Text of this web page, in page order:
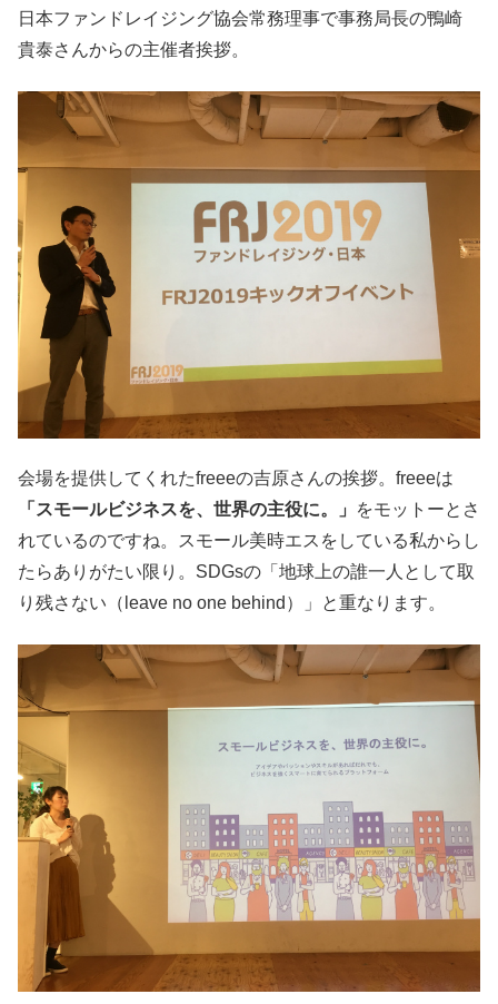
日本ファンドレイジング協会常務理事で事務局長の鴨崎
貴泰さんからの主催者挨拶。
会場を提供してくれたfreeeの吉原さんの挨拶。freeeは
「スモールビジネスを、世界の主役に。」
をモットーとさ
れているのですね。スモール美時エスをしている私からし
たらありがたい限り。SDGsの「地球上の誰一人として取
り残さない（leave no one behind）」と重なります。